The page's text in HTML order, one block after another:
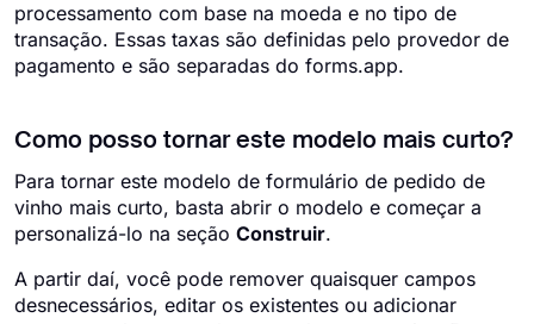
processamento com base na moeda e no tipo de
transação. Essas taxas são definidas pelo provedor de
pagamento e são separadas do forms.app.
Como posso tornar este modelo mais curto?
Para tornar este modelo de formulário de pedido de
vinho mais curto, basta abrir o modelo e começar a
personalizá-lo na seção Construir.
A partir daí, você pode remover quaisquer campos
desnecessários, editar os existentes ou adicionar